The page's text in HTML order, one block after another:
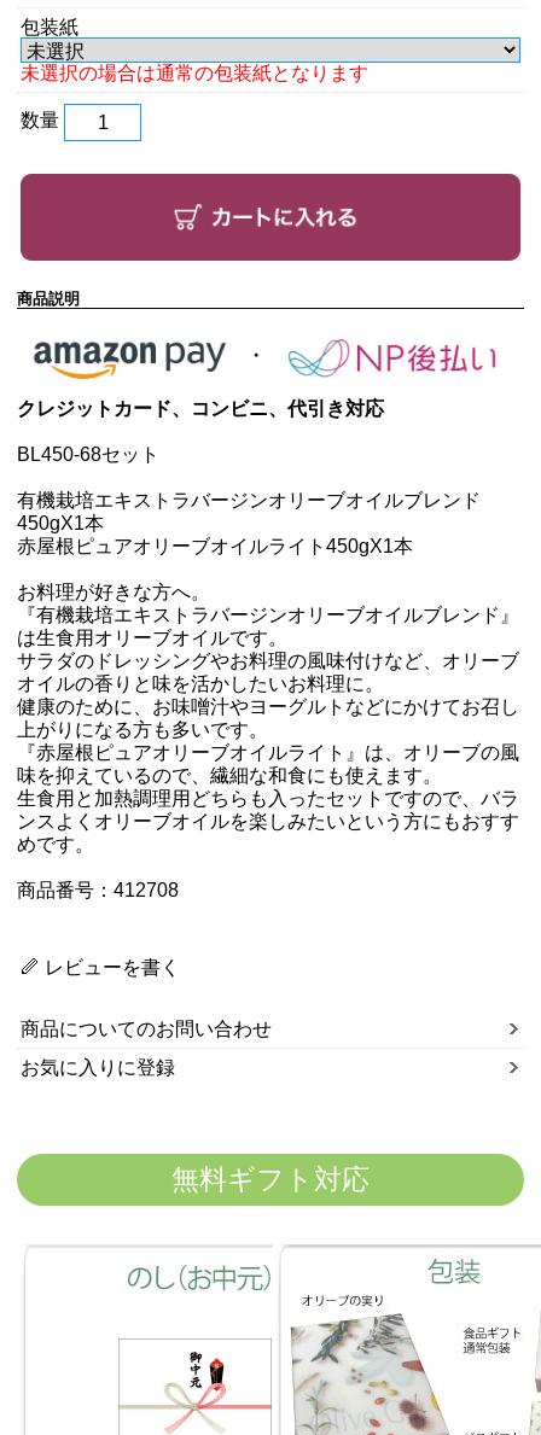
包装紙
未選択の場合は通常の包装紙となります
数量
商品説明
クレジットカード、コンビニ、代引き対応
BL450-68セット
有機栽培エキストラバージンオリーブオイルブレンド
450gX1本
赤屋根ピュアオリーブオイルライト450gX1本
お料理が好きな方へ。
『有機栽培エキストラバージンオリーブオイルブレンド』
は生食用オリーブオイルです。
サラダのドレッシングやお料理の風味付けなど、オリーブ
オイルの香りと味を活かしたいお料理に。
健康のために、お味噌汁やヨーグルトなどにかけてお召し
上がりになる方も多いです。
『赤屋根ピュアオリーブオイルライト』は、オリーブの風
味を抑えているので、繊細な和食にも使えます。
生食用と加熱調理用どちらも入ったセットですので、バラ
ンスよくオリーブオイルを楽しみたいという方にもおすす
めです。
商品番号：412708
レビューを書く
商品についてのお問い合わせ
お気に入りに登録
無料ギフト対応